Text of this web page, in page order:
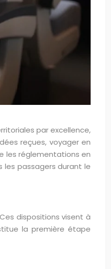
par excellence,
reçues, voyager en
les réglementations en
passagers durant le
dispositions visent à
la première étape